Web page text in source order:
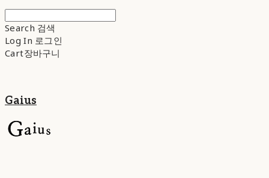
Search 검색
Log In 로그인
Cart장바구니
Gaius